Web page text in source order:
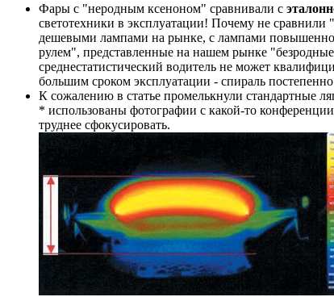
Фары с "неродным ксеноном" сравнивали с
светотехники в эксплуатации! Почему не
дешевыми лампами на рынке, с лампами
рулем", представленные на нашем рынке
среднестатистический водитель не может
большим сроком эксплуатации - спираль
К сожалению в статье промелькнули стандартные
* использованы фотографии с какой-то
труднее сфокусировать.